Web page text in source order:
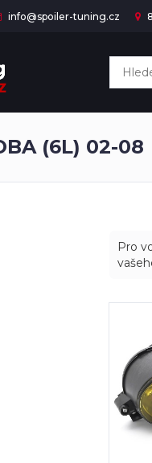
info@spoiler-tuning.cz
(6L) 02-08
Pro